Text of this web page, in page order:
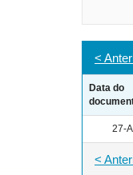
<
Data do
27-
<